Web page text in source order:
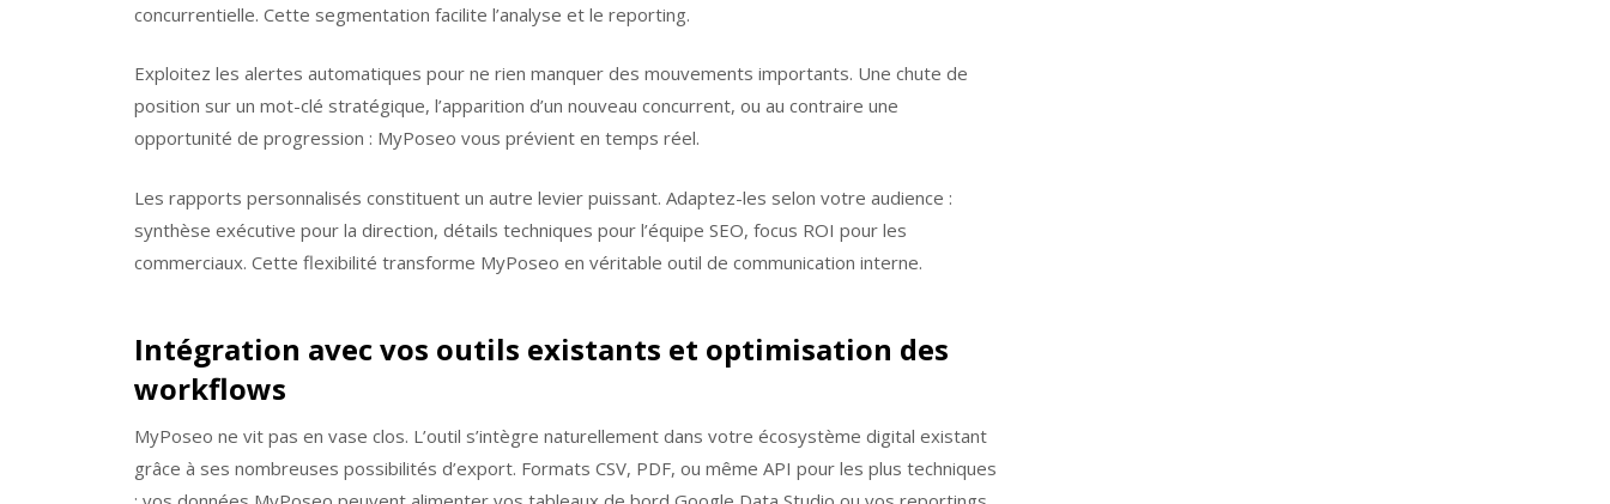
concurrentielle. Cette segmentation facilite l’analyse et le reporting.
Exploitez les alertes automatiques pour ne rien manquer des mouvements importants. Une chute de
position sur un mot-clé stratégique, l’apparition d’un nouveau concurrent, ou au contraire une
opportunité de progression : MyPoseo vous prévient en temps réel.
Les rapports personnalisés constituent un autre levier puissant. Adaptez-les selon votre audience :
synthèse exécutive pour la direction, détails techniques pour l’équipe SEO, focus ROI pour les
commerciaux. Cette flexibilité transforme MyPoseo en véritable outil de communication interne.
Intégration avec vos outils existants et optimisation des
workflows
MyPoseo ne vit pas en vase clos. L’outil s’intègre naturellement dans votre écosystème digital existant
grâce à ses nombreuses possibilités d’export. Formats CSV, PDF, ou même API pour les plus techniques